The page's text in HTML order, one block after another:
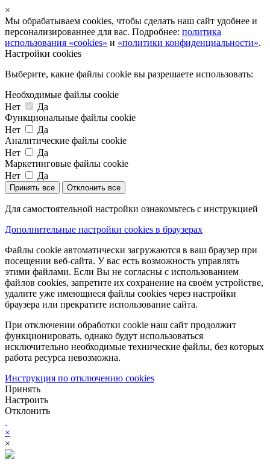
×
Мы обрабатываем cookies, чтобы сделать наш сайт удобнее и
персонализированнее для вас. Подробнее: политика
использования «cookies» и «политики конфиденциальности».
Настройки cookies
Выберите, какие файлы cookie вы разрешаете использовать:
Необходимые файлы cookie
Нет
Да
Функциональные файлы cookie
Нет
Да
Аналитические файлы cookie
Нет
Да
Маркетинговые файлы cookie
Нет
Да
Принять все Отклонить все
Для самостоятельной настройки ознакомьтесь с инструкцией
Дополнительные настройки cookies в браузерах
Файлы cookie автоматически загружаются в ваш браузер при
посещении веб-сайта. У вас есть возможность управлять
этими файлами. Если Вы не согласны с использованием
файлов cookies, запретите их сохранение на своём устройстве,
удалите уже имеющиеся файлы cookies через настройки
браузера или прекратите использование сайта.
При отключении обработки cookie наш сайт продолжит
функционировать, однако будут использоваться
исключительно необходимые технические файлы, без которых
работа ресурса невозможна.
Инструкция по отключению cookies
Принять
Настроить
Отклонить
×
×